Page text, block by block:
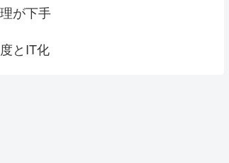
が下手
とIT化